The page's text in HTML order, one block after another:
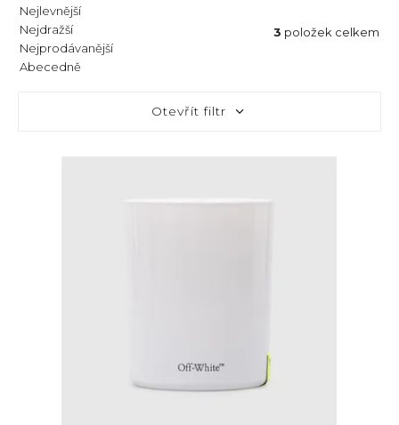
Nejlevnější
Nejdražší
Nejprodávanější
Abecedně
3 položek celkem
Otevřít filtr